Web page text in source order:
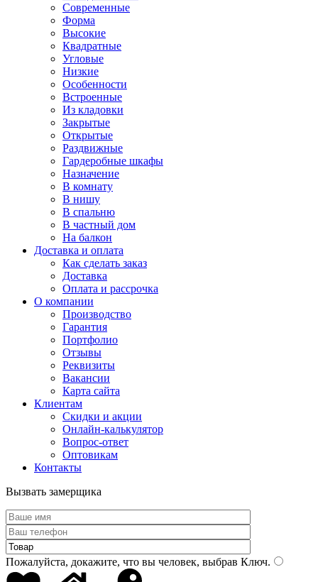
Современные
Форма
Высокие
Квадратные
Угловые
Низкие
Особенности
Встроенные
Из кладовки
Закрытые
Открытые
Раздвижные
Гардеробные шкафы
Назначение
В комнату
В нишу
В спальню
В частный дом
На балкон
Доставка и оплата
Как сделать заказ
Доставка
Оплата и рассрочка
О компании
Производство
Гарантия
Портфолио
Отзывы
Реквизиты
Вакансии
Карта сайта
Клиентам
Скидки и акции
Онлайн-калькулятор
Вопрос-ответ
Оптовикам
Контакты
Вызвать замерщика
Пожалуйста, докажите, что вы человек, выбрав Ключ.